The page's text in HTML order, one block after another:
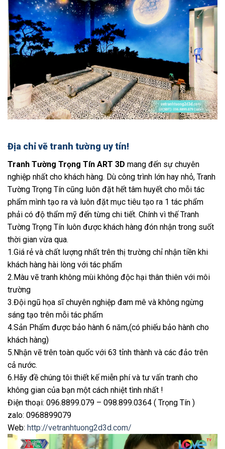
Địa chỉ vẽ tranh tường uy tín!
Tranh Tường Trọng Tín ART 3D mang đến sự chuyên
nghiệp nhất cho khách hàng. Dù công trình lớn hay nhỏ, Tranh
Tường Trọng Tín cũng luôn đặt hết tâm huyết cho mỗi tác
phẩm mình tạo ra và luôn đặt mục tiêu tạo ra 1 tác phẩm
phải có độ thẩm mỹ đến từng chi tiết. Chính vì thế Tranh
Tường Trọng Tín luôn được khách hàng đón nhận trong suốt
thời gian vừa qua.
1.Giá rẻ và chất lượng nhất trên thị trường chỉ nhận tiền khi
khách hàng hài lòng với tác phẩm
2.Màu vẽ tranh không mùi không độc hại thân thiên với môi
trường
3.Đội ngũ họa sĩ chuyên nghiệp đam mê và không ngừng
sáng tạo trên mỗi tác phẩm
4.Sản Phẩm được bảo hành 6 năm,(có phiếu bảo hành cho
khách hàng)
5.Nhận vẽ trên toàn quốc với 63 tỉnh thành và các đảo trên
cả nước.
6.Hãy đề chúng tôi thiết kế miễn phí và tư vấn tranh cho
không gian của bạn một cách nhiệt tình nhất !
Điện thoại: 096.8899.079 – 098.899.0364 ( Trọng Tín )
zalo: 0968899079
Web: http://vetranhtuong2d3d.com/